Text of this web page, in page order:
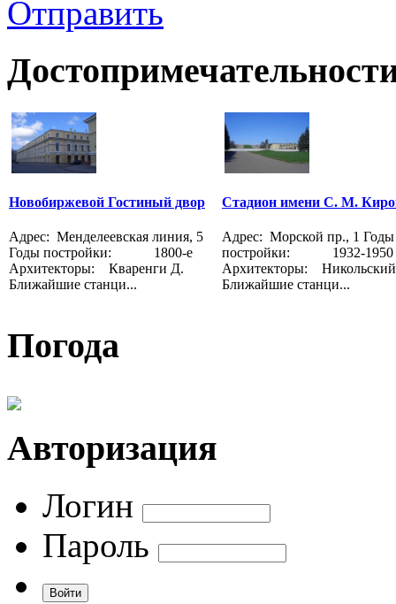
Отправить
Новобиржевой Гостиный двор
Адрес: Менделеевская линия, 5
Годы постройки: 1800-е
Архитекторы: Кваренги Д.
Ближайшие станци...
Стадион имени С. М.
Адрес: Морской пр., 1 Годы
постройки: 1932-1950
Архитекторы:
Ближайшие станци...
Погода
Авторизация
Логин
Пароль